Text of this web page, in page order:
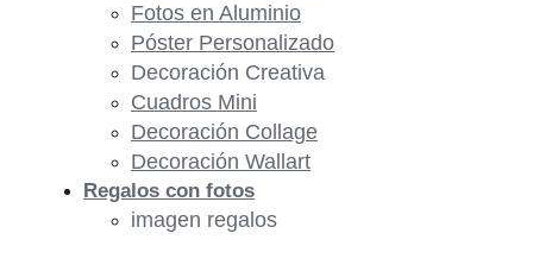
Fotos en Aluminio
Póster Personalizado
Decoración Creativa
Cuadros Mini
Decoración Collage
Decoración Wallart
Regalos con fotos
imagen regalos